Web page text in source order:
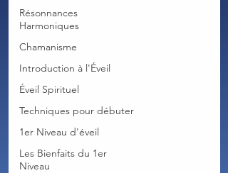
Résonnances
Harmoniques
Chamanisme
Introduction à l'Éveil
Éveil Spirituel
Techniques pour débuter
1er Niveau d'éveil
Les Bienfaits du 1er
Niveau